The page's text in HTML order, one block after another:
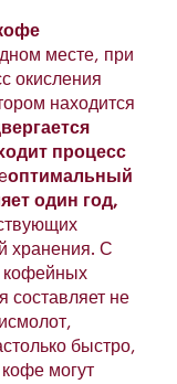
месте, при
окисления
находится
процесс
оптимальный
один год,
хранения. С
кофейных
составляет не
быстро,
могут